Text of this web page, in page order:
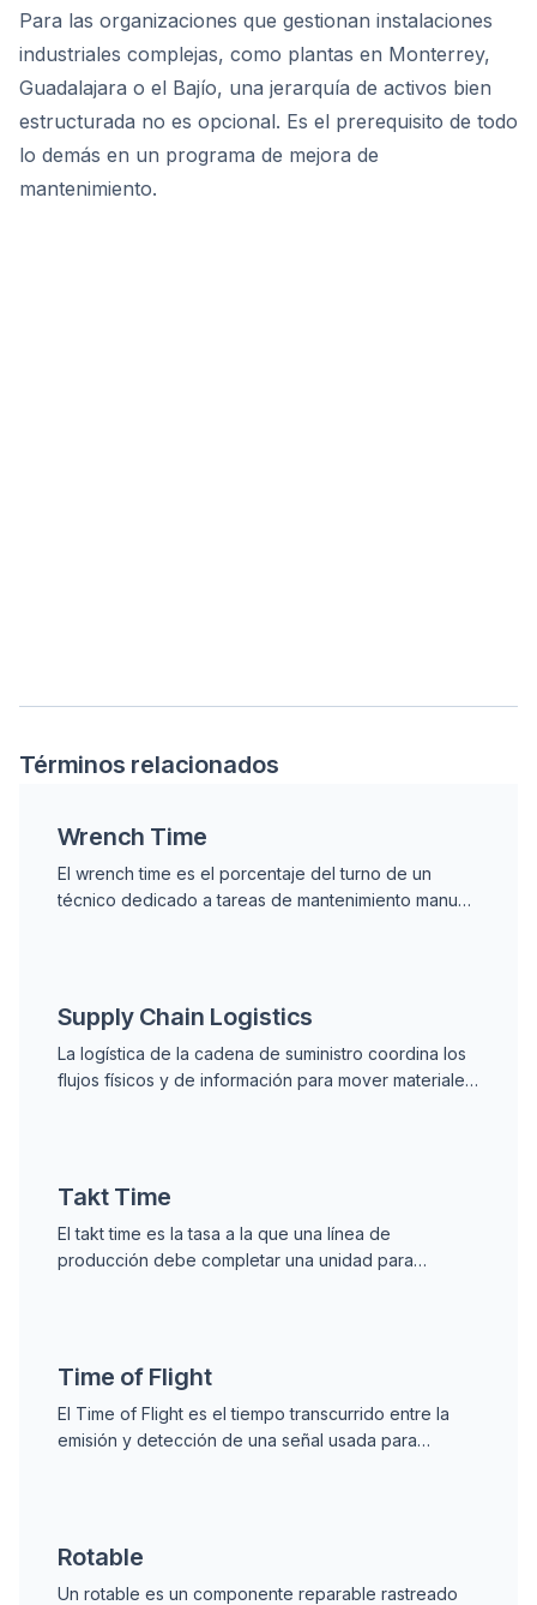
Para las organizaciones que gestionan instalaciones
industriales complejas, como plantas en Monterrey,
Guadalajara o el Bajío, una jerarquía de activos bien
estructurada no es opcional. Es el prerequisito de todo
lo demás en un programa de mejora de
mantenimiento.
Términos relacionados
Wrench Time
El wrench time es el porcentaje del turno de un
técnico dedicado a tareas de mantenimiento manual;
Supply Chain Logistics
La logística de la cadena de suministro coordina los
flujos físicos y de información para mover materiales,
Takt Time
El takt time es la tasa a la que una línea de
producción debe completar una unidad para
Time of Flight
El Time of Flight es el tiempo transcurrido entre la
emisión y detección de una señal usada para
Rotable
Un rotable es un componente reparable rastreado